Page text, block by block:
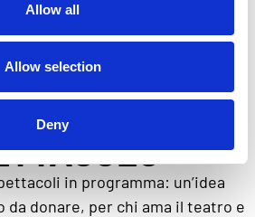
Allow all
Allow selection
Deny
EMOZIONI,
UNO
in programma: un’idea
da donare, per chi ama il teatro e